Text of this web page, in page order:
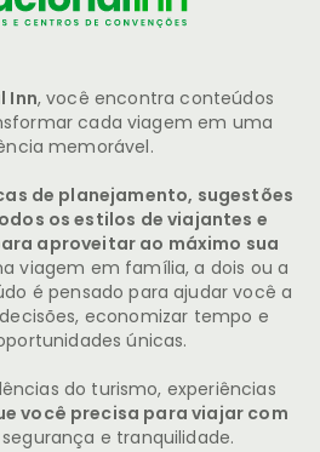
Inn, você encontra conteúdos
cada viagem em uma
memorável.
de planejamento, sugestões
os estilos de viajantes e
aproveitar ao máximo sua
viagem em família, a dois ou a
é pensado para ajudar você a
economizar tempo e
únicas.
do turismo, experiências
você precisa para viajar com
segurança e tranquilidade.